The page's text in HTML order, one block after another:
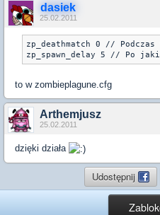
dasiek
25.02.2011
zp_deathmatch 0 //
zp_spawn_delay 5 // Po
to w zombieplagune.cfg
Arthemjusz
25.02.2011
dzięki działa
Udostępnij